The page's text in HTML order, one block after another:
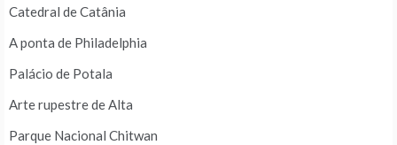
Catedral de Catânia
A ponta de Philadelphia
Palácio de Potala
Arte rupestre de Alta
Parque Nacional Chitwan